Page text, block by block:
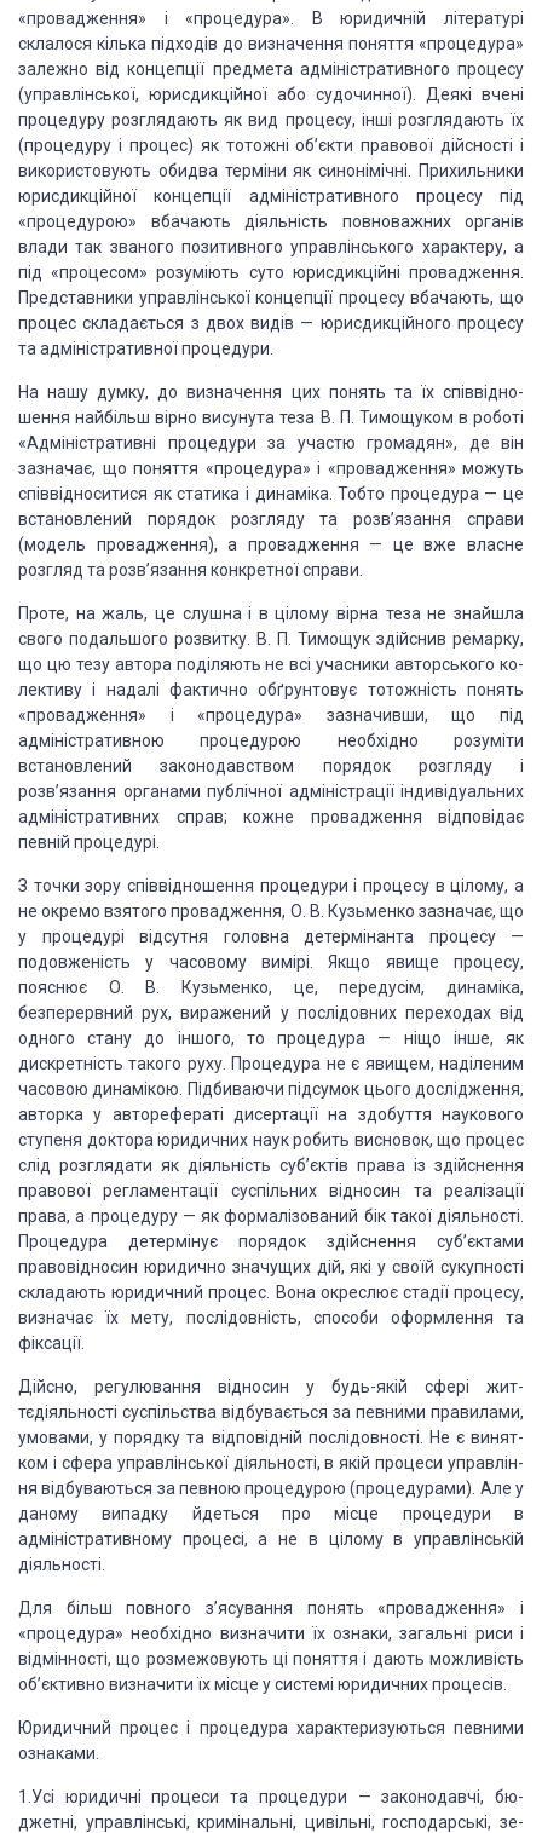
«проваджен­ня» і «процедура». В юридичній літературі
склалося кілька під­ходів до визначення поняття «процедура»
залежно від концепції предмета адміністративного процесу
(управлінської, юрисдикційної або судочинної). Деякі вчені
процедуру розглядають як вид процесу, інші розглядають їх
(процедуру і процес) як то­тожні об’єкти правової дійсності і
використовують обидва тер­міни як синонімічні. Прихильники
юрисдикційної концепції адміністративного процесупід
«процедурою» вбачають діяль­ність повноважних органів
влади так званого позитивного уп­равлінського характеру, а
під «процесом» розуміють суто юрисдикційні провадження.
Представники управлінської концепції процесу вбачають, що
процес складається з двох видів — юрисдикційного процесу
та адміністративної процедури.
На нашу думку, до визначення цих понять та їх співвідно­
шення найбільш вірно висунута теза В. П. Тимощуком в роботі
«Адміністративні процедури за участю громадян», де він
зазна­чає, що поняття «процедура» і «провадження» можуть
співвід­носитися як статика і динаміка. Тобто процедура — це
встановлений порядок розгляду та розв’язання справи
(модель прова­дження), а провадження — це вже власне
розгляд та розв’язання конкретної справи.
Проте, на жаль, це слушна і в цілому вірна теза не знайшла
свого подальшого розвитку. В. П. Тимощук здійснив ремарку,
що цю тезу автора поділяють не всі учасники авторського ко­
лективу і надалі фактично обґрунтовує тотожність понять
«про­вадження» і «процедура» зазначивши, що під
адміністративною процедурою необхідно розуміти
встановлений законодавством порядок розгляду і
розв’язання органами публічної адміністра­ції індивідуальних
адміністративних справ; кожне провадження відповідає
певній процедурі.
З точки зору співвідношення процедури і процесу в цілому, а
не окремо взятого провадження, О. В. Кузьменко зазначає, що
у процедурі відсутня головна детермінанта процесу—
подовженість у часовому вимірі.
Якщо явище процесу,
пояснює О. В. Кузьменко, це, передусім, динаміка,
безперервний рух, виражений у послідовних переходах від
одного стану до іншого, то процедура — ніщо інше, як
дискретність такого руху. Процедура не є яви­щем, наділеним
часовою динамікою. Підбиваючи підсумок цього дослідження,
авторка у авторефераті дисертації на здобут­тя наукового
ступеня доктора юридичних наук робить висновок, що процес
слід розглядати як діяльність суб’єктів права із здій­снення
правової регламентації суспільних відносин та реалізації
права, а процедуру — як формалізований бік такої діяльності.
Процедура детермінує порядок здійснення суб’єктами
правовід­носин юридично значущих дій, які у своїй сукупності
складають юридичний процес. Вона окреслює стадії процесу,
визначає їх мету, послідовність, способи оформлення та
фіксації.
Дійсно, регулювання відносин у будь-якій сфері жит­
тєдіяльності суспільства відбувається за певними правилами,
умовами, у порядку та відповідній послідовності. Не є винят­
ком і сфера управлінської діяльності, в якій процеси управлін­
ня відбуваються за певною процедурою (процедурами). Але у
даному випадку йдеться про місце процедури в
адміністратив­ному процесі, а не в цілому в управлінській
діяльності.
Для більш повного з’ясування понять «провадження» і
«процедура» необхідно визначити їх ознаки, загальні риси і
від­мінності, що розмежовують ці поняття і дають можливість
об’єктивно визначити їх місце у системі юридичнихпроцесів.
Юридичний процес і процедура характеризуються певними
ознаками.
1. Усі юридичні процеси та процедури — законодавчі, бю­
джетні, управлінські, кримінальні, цивільні, господарські, зе­